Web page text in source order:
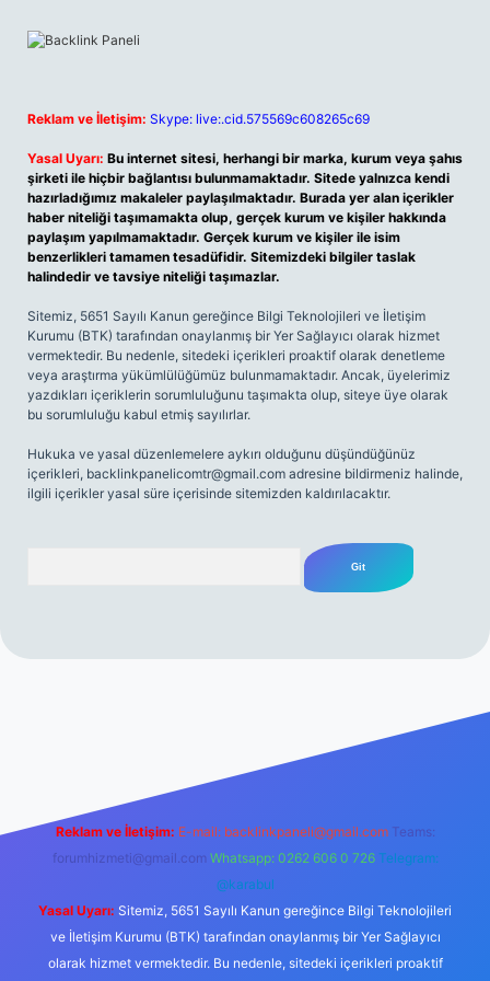
Reklam ve İletişim: Skype: live:.cid.575569c608265c69
Yasal Uyarı: Bu internet sitesi, herhangi bir marka, kurum veya şahıs
şirketi ile hiçbir bağlantısı bulunmamaktadır. Sitede yalnızca kendi
hazırladığımız makaleler paylaşılmaktadır. Burada yer alan içerikler
haber niteliği taşımamakta olup, gerçek kurum ve kişiler hakkında
paylaşım yapılmamaktadır. Gerçek kurum ve kişiler ile isim
benzerlikleri tamamen tesadüfidir. Sitemizdeki bilgiler taslak
halindedir ve tavsiye niteliği taşımazlar.
Sitemiz, 5651 Sayılı Kanun gereğince Bilgi Teknolojileri ve İletişim
Kurumu (BTK) tarafından onaylanmış bir Yer Sağlayıcı olarak hizmet
vermektedir. Bu nedenle, sitedeki içerikleri proaktif olarak denetleme
veya araştırma yükümlülüğümüz bulunmamaktadır. Ancak, üyelerimiz
yazdıkları içeriklerin sorumluluğunu taşımakta olup, siteye üye olarak
bu sorumluluğu kabul etmiş sayılırlar.
Hukuka ve yasal düzenlemelere aykırı olduğunu düşündüğünüz
içerikleri, backlinkpanelicomtr@gmail.com adresine bildirmeniz halinde,
ilgili içerikler yasal süre içerisinde sitemizden kaldırılacaktır.
Reklam ve İletişim: E-mail: backlinkpaneli@gmail.com Teams:
forumhizmeti@gmail.com Whatsapp: 0262 606 0 726 Telegram:
@karabul
Yasal Uyarı: Sitemiz, 5651 Sayılı Kanun gereğince Bilgi Teknolojileri
ve İletişim Kurumu (BTK) tarafından onaylanmış bir Yer Sağlayıcı
olarak hizmet vermektedir. Bu nedenle, sitedeki içerikleri proaktif